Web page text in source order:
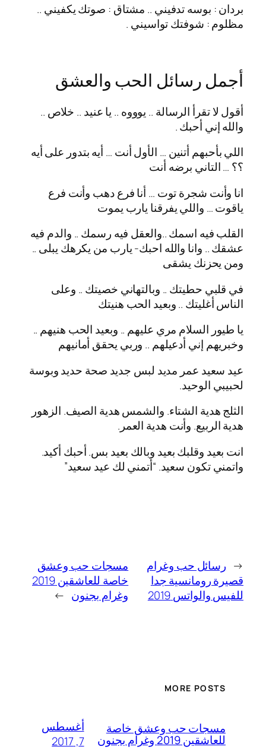
بردان : بوسه تدفيني .. مشتاق : صوتك يكفيني ..
مظلوم : شوفتك تواسيني .
أجمل رسائل الحب والعشق
أقول لا تقرأ الرسالة .. يوووه .. يا عنيد .. خلاص ..
والله إني أحبك .
اللي بأحبهم أتنين … الأول أنت … أيه بتدور على أيه
؟؟ … التاني برضه أنت
انا وأنت شجرة توت … أنا فرع دهب وأنت فرع
ياقوت … واللي يفرقنا يارب يموت
القلب فيه اسمك ..والعقل فيه رسمك .. والدم فيه
عشقك .. وانا والله احبك- يارب من يكرهك يبلى ..
ومن يحزنك يشقى
في قلبي حطيتك .. وبالتهاني خصيتك .. وعلى
الناس أغليتك .. وبعيد الحب هنيتك
يا طيور السلام مري عليهم .. وبعيد الحب هنيهم ..
وخبريهم إني أدعيلهم .. وربي يحقق أمانيهم
عيد سعيد عمر مديد لبس جديد صحة حديد وبوسة
لحبيبي الوحيد.
الثلج هدية الشتاء. والشمس هدية الصيف. الزهور
هدية الربيع. وأنت هدية العمر.
انت بعيد وقلبك بعيد وبالك بعيد بس. أحبك أكيد.
واتمني تكون سعيد. “أتمني لك عيد سعيد”
← رسائل حب وغرام
قصيرة رومانسية جدا
للفيس والواتس 2019
مسجات حب وعشق
خاصة للعاشقين 2019
وغرام بجنون →
MORE POSTS
مسجات حب وعشق خاصة
للعاشقين 2019 وغرام بجنون
أغسطس
7, 2017